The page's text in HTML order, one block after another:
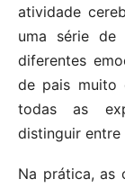
atividade
uma série de
diferentes
de pais muito
todas as
distinguir entre
Na prática, as